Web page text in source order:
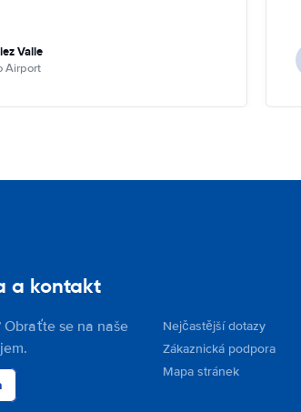
Valle
Airport
a kontakt
se na naše
Nejčastější dotazy
Zákaznická podpora
Mapa stránek